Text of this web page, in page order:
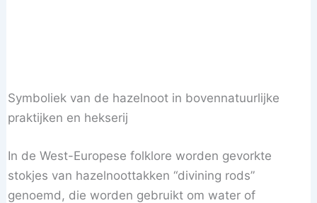
Symboliek van de hazelnoot in bovennatuurlijke
praktijken en hekserij
In de West-Europese folklore worden gevorkte
stokjes van hazelnoottakken “divining rods”
genoemd, die worden gebruikt om water of